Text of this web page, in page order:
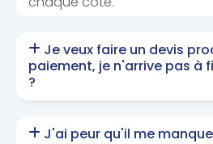
Je veux faire un devis
paiement, je n'arrive pas à
?
J'ai peur qu'il me